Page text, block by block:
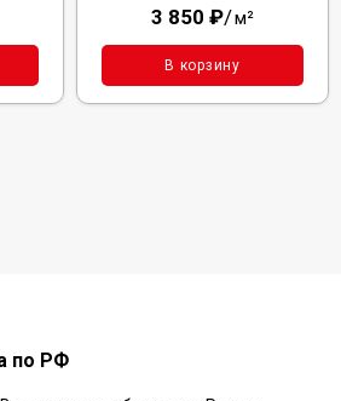
3 850 ₽/м²
В корзину
по РФ